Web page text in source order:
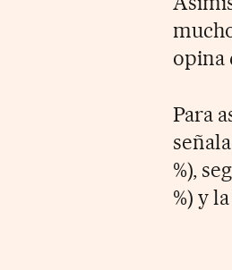
opina
Para
%),
%) y